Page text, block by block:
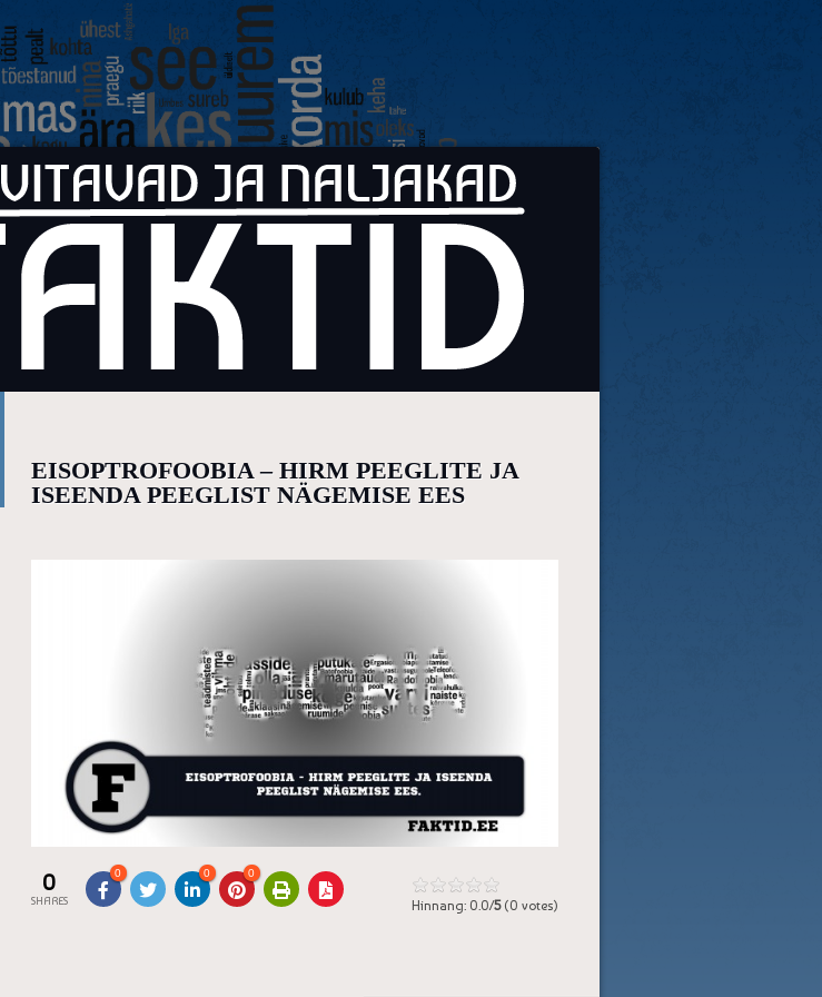
Faktid
Huvitavad ja naljakad faktid elust
EISOPTROFOOBIA – HIRM PEEGLITE JA
ISEENDA PEEGLIST NÄGEMISE EES
Hinnang: 0.0/5(0 votes)
0
SHARES
0 0 0